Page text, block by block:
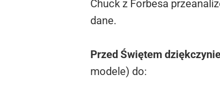
Chuck z Forbesa
dane.
Przed Świętem
modele) do: